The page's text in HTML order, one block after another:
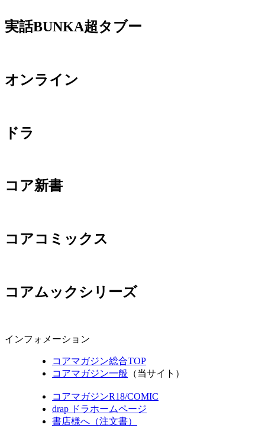
実話BUNKA超タブー
オンライン
ドラ
コア新書
コアコミックス
コアムックシリーズ
インフォメーション
コアマガジン総合TOP
コアマガジン一般 （当サイト）
コアマガジンR18/COMIC
drap ドラホームページ
書店様へ（注文書）